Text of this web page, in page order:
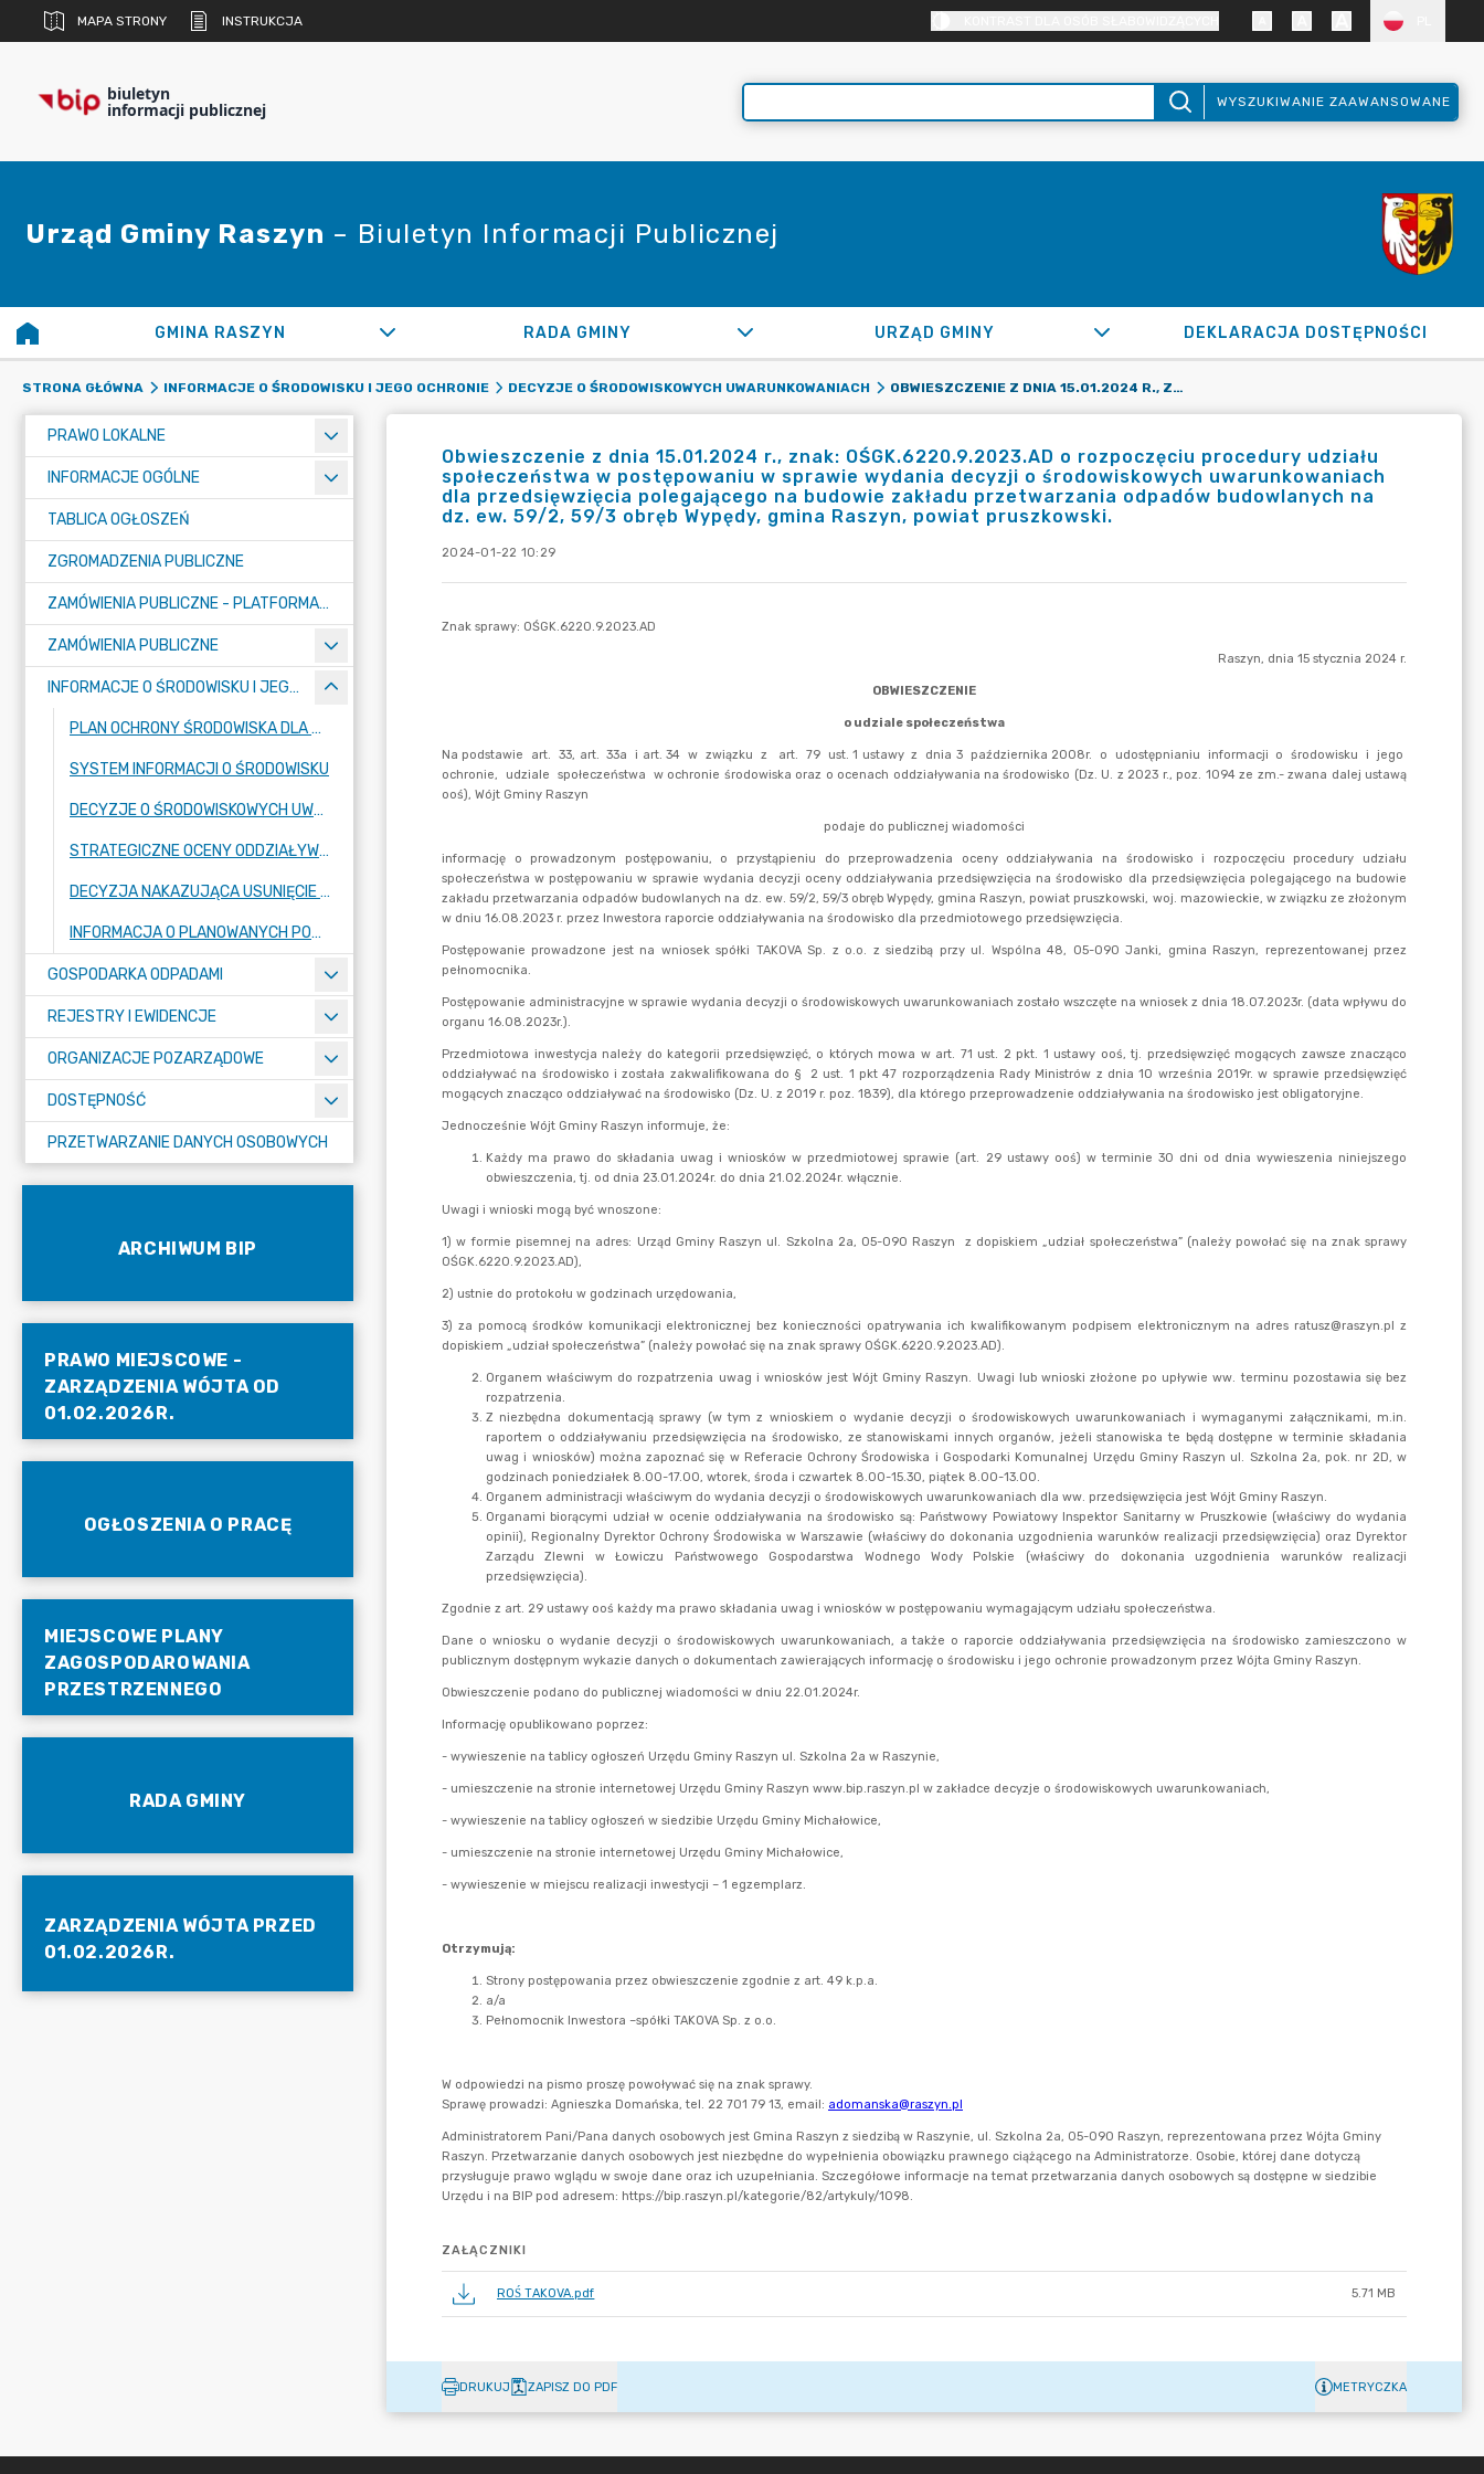
MAPA STRONY INSTRUKCJA
biuletyn
informacji publicznej WYSZUKIWANIE ZAAWANSOWANE
Urząd Gminy Raszyn – Biuletyn Informacji Publicznej
GMINA RASZYN RADA GMINY URZĄD GMINY DEKLARACJA DOSTĘPNOŚCI
STRONA GŁÓWNA INFORMACJE O ŚRODOWISKU I JEGO OCHRONIE DECYZJE O ŚRODOWISKOWYCH UWARUNKOWANIACH OBWIESZCZENIE Z DNIA 15.01.2024 R., ZNAK: OŚGK.6220.9.2023.AD O ROZPOCZĘCIU PROCEDURY UDZIAŁU SPOŁECZEŃSTWA W POSTĘPOWANIU W SPRAWIE WYDANIA DECYZJI O ŚRODOWISKOWYCH UWARUNKOWANIACH DLA PRZEDSIĘWZIĘCIA POLEGAJĄCEGO NA BUDOWIE ZAKŁADU PRZETWARZANIA ODPADÓW BUDOWLANYCH NA DZ. EW. 59/2, 59/3 OBRĘB WYPĘDY, GMINA RASZYN, POWIAT PRUSZKOWSKI.
PRAWO LOKALNE
INFORMACJE OGÓLNE
TABLICA OGŁOSZEŃ
ZGROMADZENIA PUBLICZNE
ZAMÓWIENIA PUBLICZNE - PLATFORMA ZAKUPOWA (OD 01.05.2025R.)
ZAMÓWIENIA PUBLICZNE
INFORMACJE O ŚRODOWISKU I JEGO OCHRONIE
PLAN OCHRONY ŚRODOWISKA DLA GMINY RASZYN
SYSTEM INFORMACJI O ŚRODOWISKU
DECYZJE O ŚRODOWISKOWYCH UWARUNKOWANIACH
STRATEGICZNE OCENY ODDZIAŁYWANIA NA ŚRODOWISKO
DECYZJA NAKAZUJĄCA USUNIĘCIE ODPADÓW Z NIERUCHOMOŚCI
INFORMACJA O PLANOWANYCH POMIARACH PÓL ELEKTROMAGNETYCZNYCH
GOSPODARKA ODPADAMI
REJESTRY I EWIDENCJE
ORGANIZACJE POZARZĄDOWE
DOSTĘPNOŚĆ
PRZETWARZANIE DANYCH OSOBOWYCH
ARCHIWUM BIP
PRAWO MIEJSCOWE -
ZARZĄDZENIA WÓJTA OD
01.02.2026R.
OGŁOSZENIA O PRACĘ
MIEJSCOWE PLANY
ZAGOSPODAROWANIA
PRZESTRZENNEGO
RADA GMINY
ZARZĄDZENIA WÓJTA PRZED
01.02.2026R.
Obwieszczenie z dnia 15.01.2024 r., znak: OŚGK.6220.9.2023.AD o rozpoczęciu procedury udziału
społeczeństwa w postępowaniu w sprawie wydania decyzji o środowiskowych uwarunkowaniach
dla przedsięwzięcia polegającego na budowie zakładu przetwarzania odpadów budowlanych na
dz. ew. 59/2, 59/3 obręb Wypędy, gmina Raszyn, powiat pruszkowski.
2024-01-22 10:29
ZAŁĄCZNIKI
ROŚ TAKOVA.pdf 5.71 MB
DRUKUJ ZAPISZ DO PDF METRYCZKA